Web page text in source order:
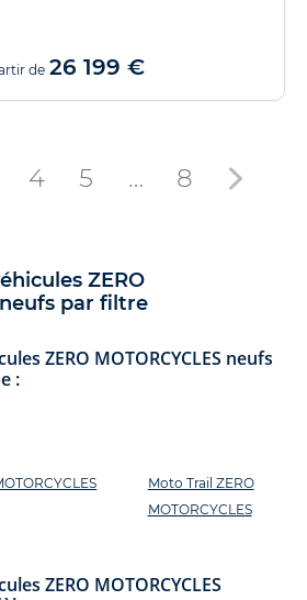
de 26 199 €
4 5 … 8
ZERO
neufs par filtre
ZERO MOTORCYCLES neufs
:
Moto Trail ZERO
MOTORCYCLES
ZERO MOTORCYCLES